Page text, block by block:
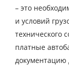
– это
и условий
технического
платные
документацию